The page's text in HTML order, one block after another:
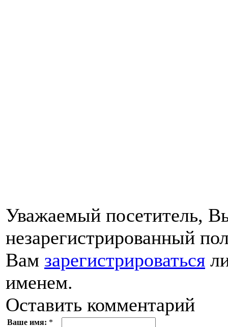
Уважаемый посетитель,
незарегистрированный
Вам зарегистрироваться
именем.
Оставить комментарий
Ваше имя: *